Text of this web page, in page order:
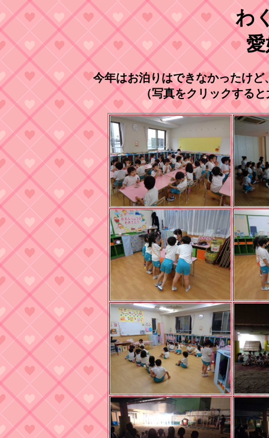
わ
今年はお泊りはできなかったけ
（写真をクリックする